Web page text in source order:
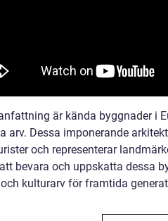
är kända byggnader i
arv. Dessa imponerande
och representerar
bevara och uppskatta dessa
kulturarv för framtida